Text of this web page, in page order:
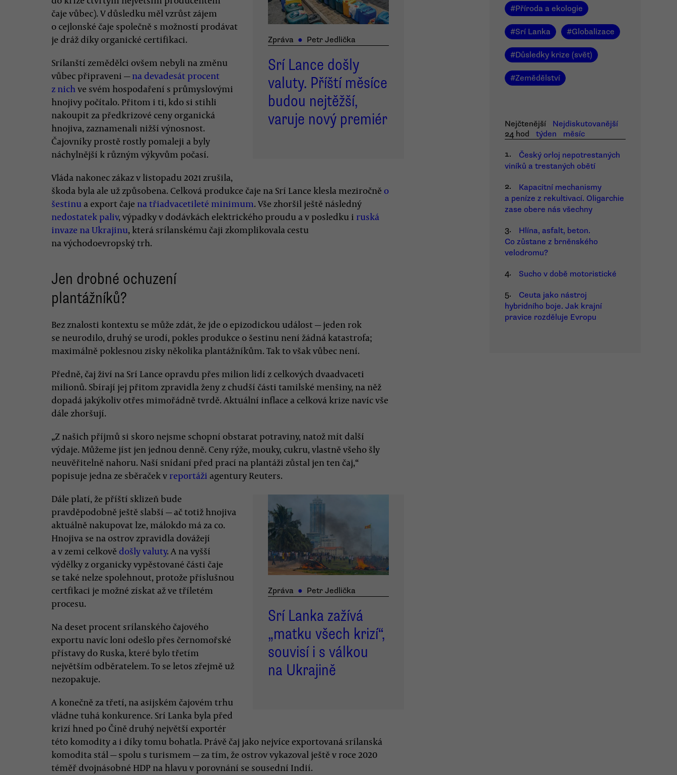
Zpráva ● Petr Jedlička
Srí Lance došly
valuty. Příští měsíce
budou nejtěžší,
varuje nový premiér
čaje vůbec). V důsledku měl vzrůst zájem
o cejlonské čaje společně s možností prodávat
je dráž díky organické certifikaci.
Srílanští zemědělci ovšem nebyli na změnu
vůbec připraveni —na devadesát procent
z nichve svém hospodaření s průmyslovými
hnojivy počítalo. Přitom i ti, kdo si stihli
nakoupit za předkrizové ceny organická
hnojiva, zaznamenali nižší výnosnost.
Čajovníky prostě rostly pomaleji a byly
náchylnější k různým výkyvům počasí.
Vláda nakonec zákaz v listopadu 2021 zrušila,
škoda byla ale už způsobena. Celková produkce čaje na Srí Lance klesla meziročně o
šestinu a export čaje na třiadvacetileté minimum. Vše zhoršil ještě následný
nedostatek paliv, výpadky v dodávkách elektrického proudu a v posledku i ruská
invaze na Ukrajinu, která srílanskému čaji zkomplikovala cestu
na východoevropský trh.
Jen drobné ochuzení
plantážníků?
Bez znalosti kontextu se může zdát, že jde o epizodickou událost — jeden rok
se neurodilo, druhý se urodí, pokles produkce o šestinu není žádná katastrofa;
maximálně poklesnou zisky několika plantážníkům. Tak to však vůbec není.
Předně, čaj živí na Srí Lance opravdu přes milion lidí z celkových dvaadvaceti
milionů. Sbírají jej přitom zpravidla ženy z chudší části tamilské menšiny, na něž
dopadá jakýkoliv otřes mimořádně tvrdě. Aktuální inflace a celková krize navíc vše
dále zhoršují.
„Z našich příjmů si skoro nejsme schopní obstarat potraviny, natož mít další
výdaje. Můžeme jíst jen jednou denně. Ceny rýže, mouky, cukru, vlastně všeho šly
neuvěřitelně nahoru. Naší snídaní před prací na plantáži zůstal jen ten čaj,“
popisuje jedna ze sběraček v reportáži agentury Reuters.
Zpráva ● Petr Jedlička
Srí Lanka zažívá
„matku všech krizí“,
souvisí i s válkou
na Ukrajině
Dále platí, že příští sklizeň bude
pravděpodobně ještě slabší — ač totiž hnojiva
aktuálně nakupovat lze, málokdo má za co.
Hnojiva se na ostrov zpravidla dovážejí
a v zemi celkově došly valuty. A na vyšší
výdělky z organicky vypěstované části čaje
se také nelze spolehnout, protože příslušnou
certfikaci je možné získat až ve tříletém
procesu.
Na deset procent srílanského čajového
exportu navíc loni odešlo přes černomořské
přístavy do Ruska, které bylo třetím
největším odběratelem. To se letos zřejmě už
nezopakuje.
A konečně za třetí, na asijském čajovém trhu
vládne tuhá konkurence. Srí Lanka byla před
krizí hned po Číně druhý největší exportér
této komodity a i díky tomu bohatla. Právě čaj jako nejvíce exportovaná srílanská
komodita stál — spolu s turismem — za tím, že ostrov vykazoval ještě v roce 2020
téměř dvojnásobné HDP na hlavu v porovnání se sousední Indií.
#Příroda a ekologie
#Srí Lanka #Globalizace
#Důsledky krize (svět)
#Zemědělství
Nejčtenější
Nejdiskutovanější
24 hod
týden
měsíc
1.
Český orloj nepotrestaných
viníků a trestaných obětí
2.
Kapacitní mechanismy
a peníze z rekultivací. Oligarchie
zase obere nás všechny
3.
Hlína, asfalt, beton.
Co zůstane z brněnského
velodromu?
4.
Sucho v době motoristické
5.
Ceuta jako nástroj
hybridního boje. Jak krajní
pravice rozděluje Evropu